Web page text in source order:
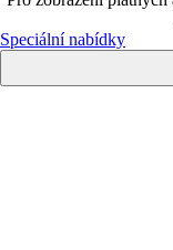
Speciální nabídky